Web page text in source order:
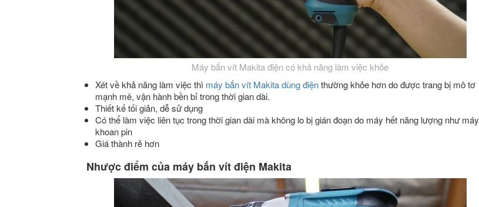
Máy bắn vít Makita điện có khả năng làm việc khỏe
Xét về khả năng làm việc thì máy bắn vít Makita dùng điệnthường khỏe hơn do được trang bị mô tơ
mạnh mẽ, vận hành bền bỉ trong thời gian dài.
Thiết kế tối giản, dễ sử dụng
Có thể làm việc liên tục trong thời gian dài mà không lo bị gián đoạn do máy hết năng lượng như máy
khoan pin
Giá thành rẻ hơn
Nhược điểm của máy bắn vít điện Makita